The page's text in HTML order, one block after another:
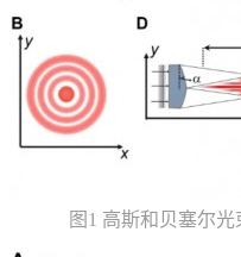
图1 高斯和贝塞尔光